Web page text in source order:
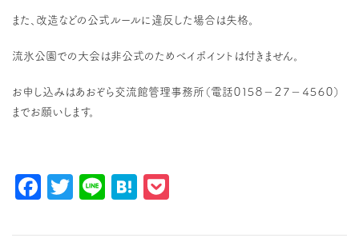
また、改造などの公式ルールに違反した場合は失格。
流氷公園での大会は非公式のためベイポイントは付きません。
お申し込みはあおぞら交流館管理事務所（電話０１５８－２７－４５６０）
までお願いします。
Facebook
Twitter
LineHatena